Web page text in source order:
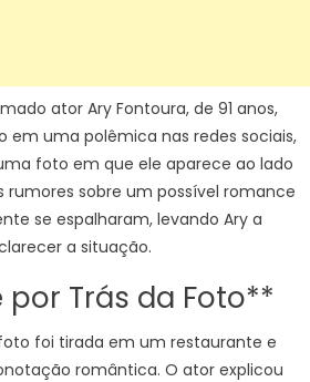
ator Ary Fontoura, de 91 anos,
em uma polêmica nas redes sociais,
foto em que ele aparece ao lado
rumores sobre um possível romance
se espalharam, levando Ary a
a situação.
Trás da Foto**
foi tirada em um restaurante e
romântica. O ator explicou